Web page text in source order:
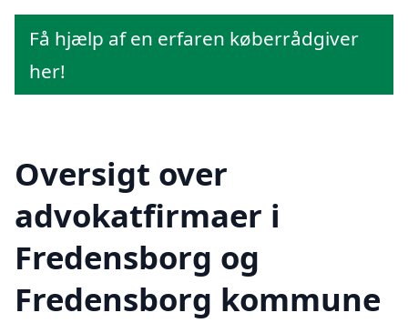
Få hjælp af en erfaren køberrådgiver
her!
Oversigt over
advokatfirmaer i
Fredensborg og
Fredensborg kommune